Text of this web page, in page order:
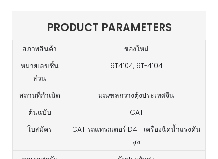
PRODUCT PARAMETERS
สภาพสินค้า
ของใหม่
หมายเลขชิ้น
ส่วน
9T4104, 9T-4104
สถานที่กำเนิด
มณฑลกวางตุ้งประเทศจีน
ต้นฉบับ
CAT
ใบสมัคร
CAT รถแทรกเตอร์ D4H เครื่องฉีดน้ำแรงดัน
สูง